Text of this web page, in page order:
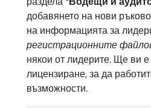
добавянето на нови
на информацията за
регистрационните
някои от лидерите. Ще ви
лицензиране, за да
възможности.